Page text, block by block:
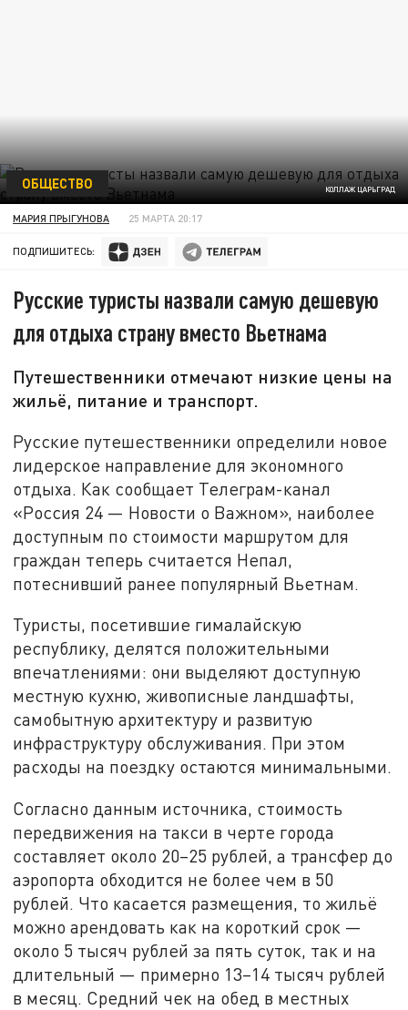
КОЛЛАЖ ЦАРЬГРАД
ОБЩЕСТВО
МАРИЯ ПРЫГУНОВА 25 МАРТА 20:17
ПОДПИШИТЕСЬ:
Русские туристы назвали самую дешевую
для отдыха страну вместо Вьетнама
Путешественники отмечают низкие цены на
жильё, питание и транспорт.
Русские путешественники определили новое
лидерское направление для экономного
отдыха. Как сообщает Телеграм-канал
«Россия 24 — Новости о Важном», наиболее
доступным по стоимости маршрутом для
граждан теперь считается Непал,
потеснивший ранее популярный Вьетнам.
Туристы, посетившие гималайскую
республику, делятся положительными
впечатлениями: они выделяют доступную
местную кухню, живописные ландшафты,
самобытную архитектуру и развитую
инфраструктуру обслуживания. При этом
расходы на поездку остаются минимальными.
Согласно данным источника, стоимость
передвижения на такси в черте города
составляет около 20–25 рублей, а трансфер до
аэропорта обходится не более чем в 50
рублей. Что касается размещения, то жильё
можно арендовать как на короткий срок —
около 5 тысяч рублей за пять суток, так и на
длительный — примерно 13–14 тысяч рублей
в месяц. Средний чек на обед в местных